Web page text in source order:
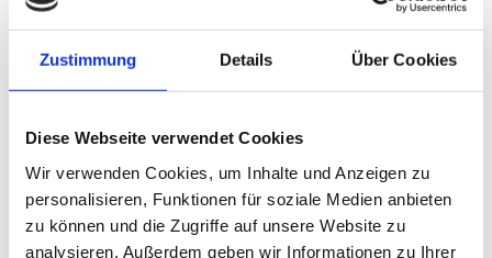
Zustimmung Details Über Cookies
Diese Webseite verwendet Cookies
Wir verwenden Cookies, um Inhalte und Anzeigen zu
personalisieren, Funktionen für soziale Medien anbieten
zu können und die Zugriffe auf unsere Website zu
analysieren. Außerdem geben wir Informationen zu Ihrer
Argonauts Productions SA, Elemag Pictures, Made in Germany,
Filmförderung
Rebate Program by the National Centre of Audiovisual Media and
Communication (EKOME SA), Mitteldeutsche Medienförderung,
Film- und Medienstiftung NRW, Tax Shelter of the Belgian Federal